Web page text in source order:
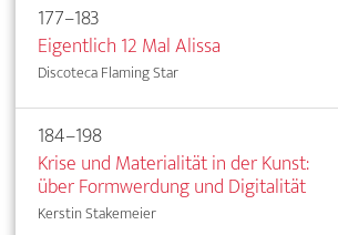
177–183
Eigentlich 12 Mal Alissa
Discoteca Flaming Star
184–198
Krise und Materialität in der Kunst:
über Formwerdung und Digitalität
Kerstin Stakemeier